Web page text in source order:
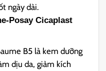
ngày dài.
Posay Cicaplast
B5 là kem dưỡng
dịu da, giảm kích